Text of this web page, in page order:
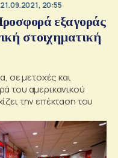
21.09.2021, 20:55
εξαγοράς
στοιχηματική
σε μετοχές και
του αμερικανικού
την επέκταση του